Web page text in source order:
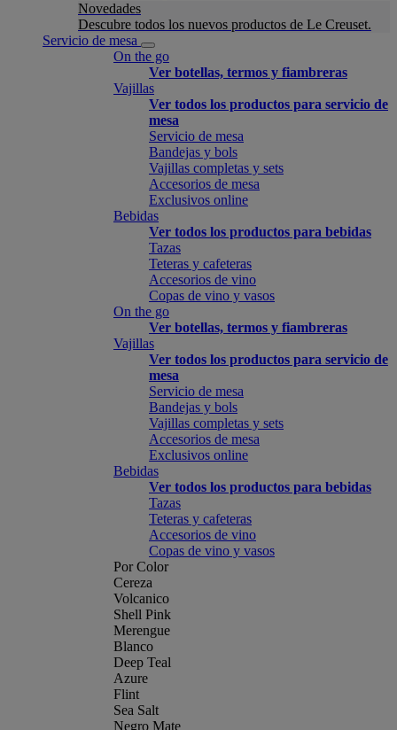
Novedades
Descubre todos los nuevos productos de Le Creuset.
Servicio de mesa
On the go
Ver botellas, termos y fiambreras
Vajillas
Ver todos los productos para servicio de
mesa
Servicio de mesa
Bandejas y bols
Vajillas completas y sets
Accesorios de mesa
Exclusivos online
Bebidas
Ver todos los productos para bebidas
Tazas
Teteras y cafeteras
Accesorios de vino
Copas de vino y vasos
On the go
Ver botellas, termos y fiambreras
Vajillas
Ver todos los productos para servicio de
mesa
Servicio de mesa
Bandejas y bols
Vajillas completas y sets
Accesorios de mesa
Exclusivos online
Bebidas
Ver todos los productos para bebidas
Tazas
Teteras y cafeteras
Accesorios de vino
Copas de vino y vasos
Por Color
Cereza
Volcanico
Shell Pink
Merengue
Blanco
Deep Teal
Azure
Flint
Sea Salt
Negro Mate